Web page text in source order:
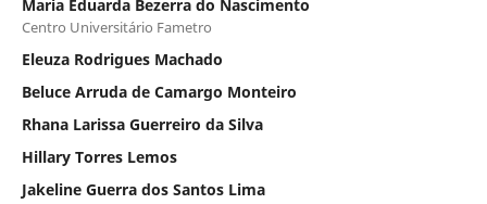
Maria Eduarda Bezerra do Nascimento
Centro Universitário Fametro
Eleuza Rodrigues Machado
Beluce Arruda de Camargo Monteiro
Rhana Larissa Guerreiro da Silva
Hillary Torres Lemos
Jakeline Guerra dos Santos Lima